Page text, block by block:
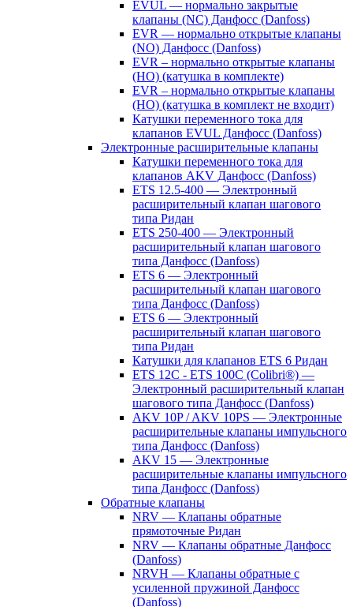
EVUL — нормально закрытые
клапаны (NC) Данфосс (Danfoss)
EVR — нормально открытые клапаны
(NO) Данфосс (Danfoss)
EVR – нормально открытые клапаны
(НО) (катушка в комплекте)
EVR – нормально открытые клапаны
(НО) (катушка в комплект не входит)
Катушки переменного тока для
клапанов EVUL Данфосс (Danfoss)
Электронные расширительные клапаны
Катушки переменного тока для
клапанов AKV Данфосс (Danfoss)
ETS 12.5-400 — Электронный
расширительный клапан шагового
типа Ридан
ETS 250-400 — Электронный
расширительный клапан шагового
типа Данфосс (Danfoss)
ETS 6 — Электронный
расширительный клапан шагового
типа Данфосс (Danfoss)
ETS 6 — Электронный
расширительный клапан шагового
типа Ридан
Катушки для клапанов ETS 6 Ридан
ETS 12C - ETS 100C (Colibri®) —
Электронный расширительный клапан
шагового типа Данфосс (Danfoss)
AKV 10P / AKV 10PS — Электронные
расширительные клапаны импульсного
типа Данфосс (Danfoss)
AKV 15 — Электронные
расширительные клапаны импульсного
типа Данфосс (Danfoss)
Обратные клапаны
NRV — Клапаны обратные
прямоточные Ридан
NRV — Клапаны обратные Данфосс
(Danfoss)
NRVH — Клапаны обратные с
усиленной пружиной Данфосс
(Danfoss)